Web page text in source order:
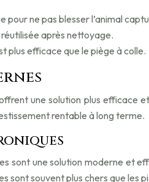
pour ne pas blesser l’animal
après nettoyage.
plus efficace que le piège à colle.
une solution plus efficace
rentable à long terme.
sont une solution moderne et
sont souvent plus chers que les